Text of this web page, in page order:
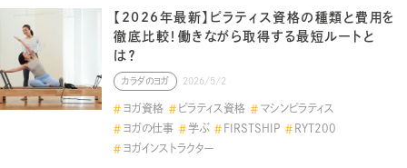
【2026年最新】ピラティス資格の種類と費用を
徹底比較！働きながら取得する最短ルートと
は？
カラダのヨガ 2026/5/2
ヨガ資格 ピラティス資格
マシンピラティス
ヨガの仕事
学ぶ FIRSTSHIP
RYT200
ヨガインストラクター